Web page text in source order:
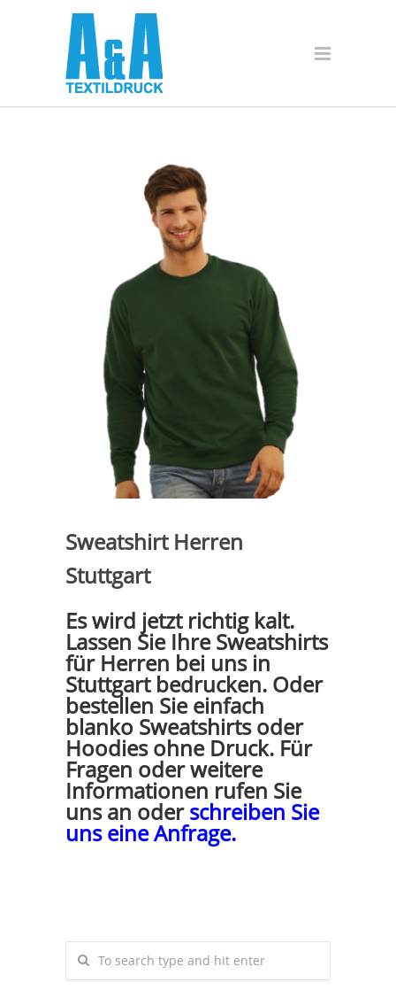
Sweatshirt Herren
Stuttgart
Es wird jetzt richtig kalt.
Lassen Sie Ihre Sweatshirts
für Herren bei uns in
Stuttgart bedrucken. Oder
bestellen Sie einfach
blanko Sweatshirts oder
Hoodies ohne Druck. Für
Fragen oder weitere
Informationen rufen Sie
uns an oderschreiben Sie
uns eine Anfrage.